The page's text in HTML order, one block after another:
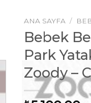
ANA SAYFA /
Bebek
Park
Zoody –